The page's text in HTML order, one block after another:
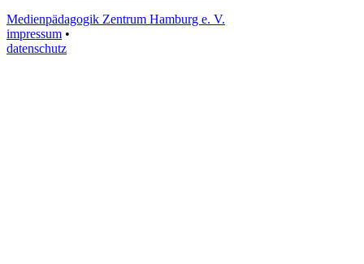
Medienpädagogik Zentrum Hamburg e. V.
impressum •
datenschutz